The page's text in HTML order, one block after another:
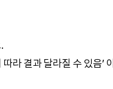
라 결과 달라질 수 있음’ 이